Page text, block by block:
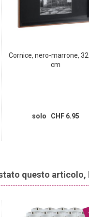
Cornice, nero-marrone,
cm
solo CHF 6.95
questo articolo,